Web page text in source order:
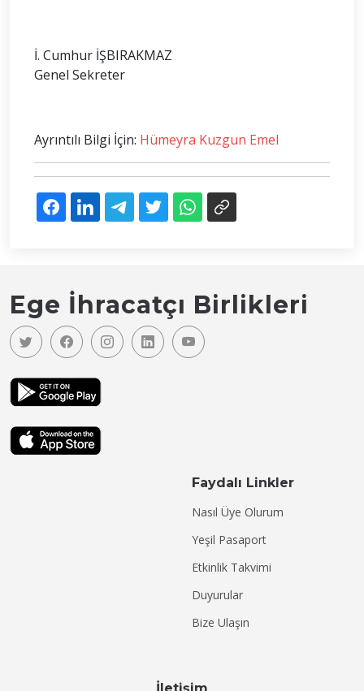
İ. Cumhur İŞBIRAKMAZ
Genel Sekreter
Ayrıntılı Bilgi İçin: Hümeyra Kuzgun Emel
Ege İhracatçı Birlikleri
Faydalı Linkler
Nasıl Üye Olurum
Yeşil Pasaport
Etkinlik Takvimi
Duyurular
Bize Ulaşın